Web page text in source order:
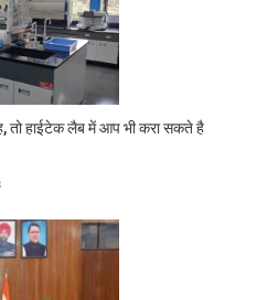
तो हाईटेक लैब में आप भी करा सकते है